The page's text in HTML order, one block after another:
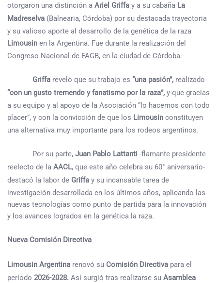
otorgaron una distinción a Ariel Griffa y a su cabaña La
Madreselva (Balnearia, Córdoba) por su destacada trayectoria
y su valioso aporte al desarrollo de la genética de la raza
Limousin en la Argentina. Fue durante la realización del
Congreso Nacional de FAGB, en la ciudad de Córdoba.
Griffa reveló que su trabajo es “una pasión”, realizado
“con un gusto tremendo y fanatismo por la raza”, y que gracias
a su equipo y al apoyo de la Asociación “lo hacemos con todo
placer”, y con la convicción de que los Limousin constituyen
una alternativa muy importante para los rodeos argentinos.
Por su parte, Juan Pablo Lattanti -flamante presidente
reelecto de la AACL, que este año celebra su 60° aniversario-
destacó la labor de Griffa y su incansable tarea de
investigación desarrollada en los últimos años, aplicando las
nuevas tecnologías como punto de partida para la innovación
y los avances logrados en la genética la raza.
Nueva Comisión Directiva
Limousin Argentina renovó su Comisión Directiva para el
período 2026-2028. Así surgió tras realizarse su Asamblea